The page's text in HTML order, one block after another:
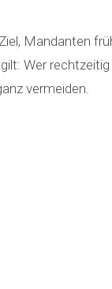
Mandanten
Wer
vermeiden.